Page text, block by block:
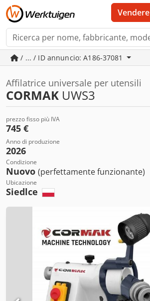
Vendere
/ ... / ID annuncio: A186-37081
Affilatrice universale per utensili
CORMAK UWS3
prezzo fisso più IVA
745 €
Anno di produzione
2026
Condizione
Nuovo (perfettamente funzionante)
Ubicazione
Siedlce